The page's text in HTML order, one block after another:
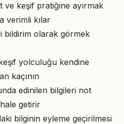
ve keşif pratiğine ayırmak
verimli kılar
bildirim olarak görmek
yolculuğu kendine
kaçının
edinilen bilgileri not
getirir
bilginin eyleme geçirilmesi